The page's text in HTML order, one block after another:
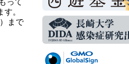
って
。
まで